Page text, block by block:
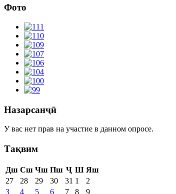
Фото
Назарсанҷӣ
У вас нет прав на участие в данном опросе.
Тақвим
Дш Сш Чш Пш Ҷ Ш Яш
27
28 29 30 31 1
2
3
4 5 6 7 8
9